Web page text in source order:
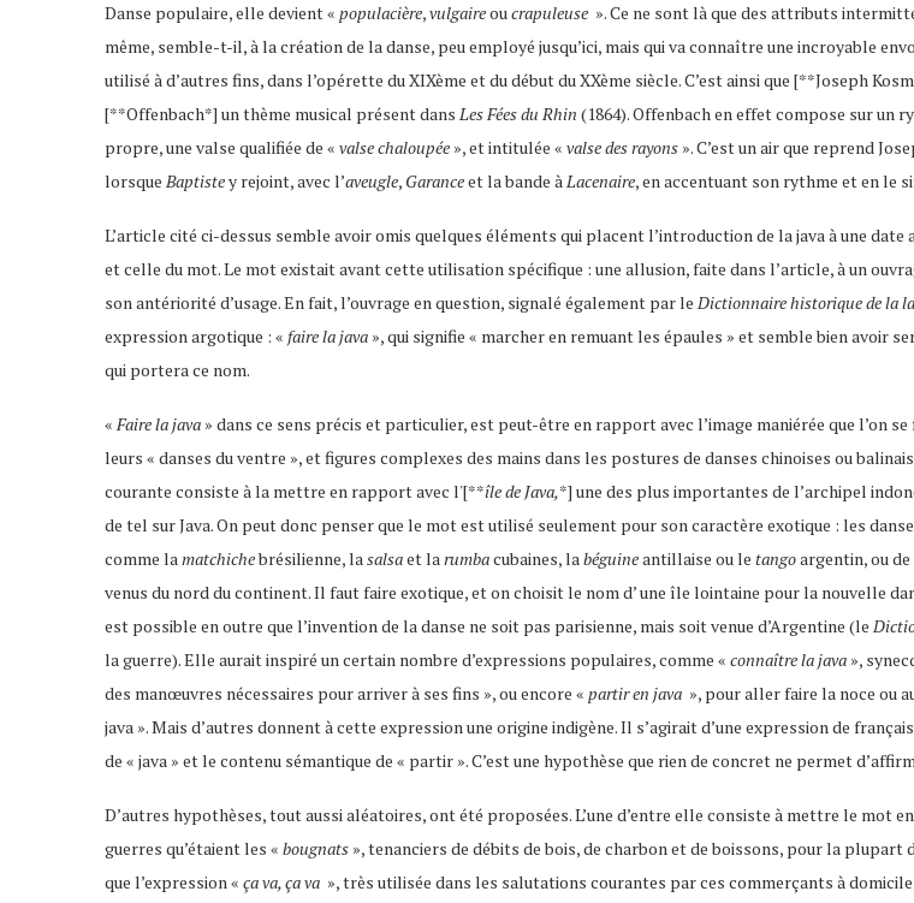
Danse populaire, elle devient « populacière,vulgaireoucrapuleuse ». Ce ne sont là que des attributs
même, semble-t-il, à la création de la danse, peu employé jusqu’ici, mais qui va connaître une incroyable
utilisé à d’autres fins, dans l’opérette du XIXème et du début du XXème siècle. C’est ainsi que [**Joseph
[**Offenbach*] un thème musical présent dans Les Fées du Rhin (1864). Offenbach en effet compose sur un
propre, une valse qualifiée de « valse chaloupée », et intitulée « valse des rayons ». C’est un air que reprend
lorsque Baptistey rejoint, avec l’aveugle, Garanceet la bande àLacenaire, en accentuant son rythme et en le
L’article cité ci-dessus semble avoir omis quelques éléments qui placent l’introduction de la java à une
et celle du mot. Le mot existait avant cette utilisation spécifique : une allusion, faite dans l’article, à un
son antériorité d’usage. En fait, l’ouvrage en question, signalé également par le Dictionnaire historique de la
expression argotique : « faire la java », qui signifie « marcher en remuant les épaules » et semble bien avoir
qui portera ce nom.
« Faire la java » dans ce sens précis et particulier, est peut-être en rapport avec l’image maniérée que l’on
leurs « danses du ventre », et figures complexes des mains dans les postures de danses chinoises ou
courante consiste à la mettre en rapport avec l'[**île de Java,*] une des plus importantes de l’archipel
de tel sur Java. On peut donc penser que le mot est utilisé seulement pour son caractère exotique : les
comme lamatchichebrésilienne, lasalsaet larumbacubaines, labéguineantillaise ou le tangoargentin, ou
venus du nord du continent. Il faut faire exotique, et on choisit le nom d’ une île lointaine pour la nouvelle
est possible en outre que l’invention de la danse ne soit pas parisienne, mais soit venue d’Argentine (le
la guerre). Elle aurait inspiré un certain nombre d’expressions populaires, comme « connaître la java »,
des manœuvres nécessaires pour arriver à ses fins », ou encore « partir en java », pour aller faire la noce ou
java ». Mais d’autres donnent à cette expression une origine indigène. Il s’agirait d’une expression de
de « java » et le contenu sémantique de « partir ». C’est une hypothèse que rien de concret ne permet
D’autres hypothèses, tout aussi aléatoires, ont été proposées. L’une d’entre elle consiste à mettre le mot
guerres qu’étaient les « bougnats », tenanciers de débits de bois, de charbon et de boissons, pour la
que l’expression « ça va, ça va », très utilisée dans les salutations courantes par ces commerçants à